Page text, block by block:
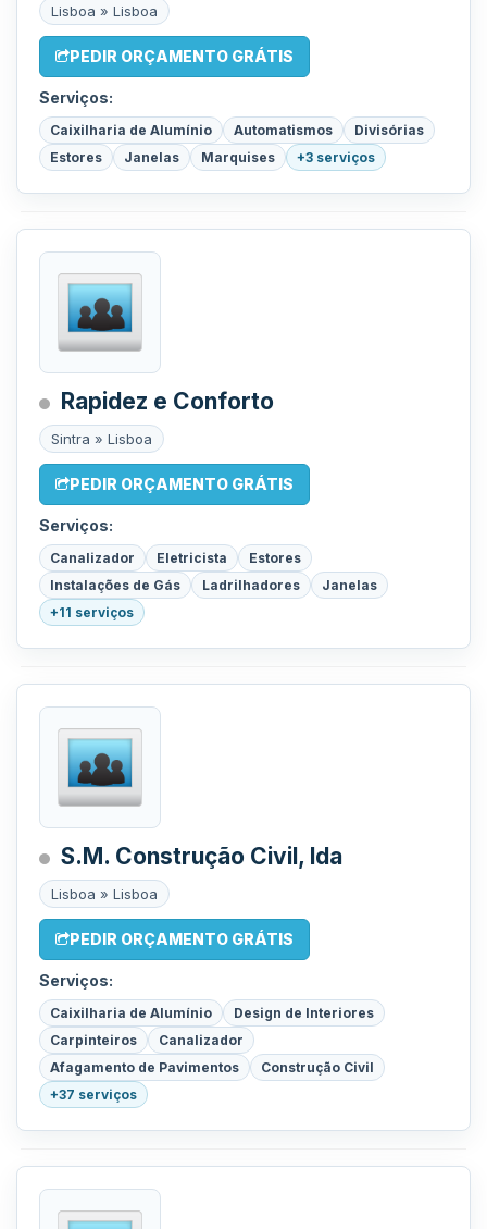
Lisboa » Lisboa
PEDIR ORÇAMENTO GRÁTIS
Serviços:
Caixilharia de Alumínio Automatismos
Divisórias
Estores
Janelas Marquises +3 serviços
Rapidez e Conforto
Sintra » Lisboa
PEDIR ORÇAMENTO GRÁTIS
Serviços:
Canalizador Eletricista
Estores
Instalações de Gás
Ladrilhadores
Janelas
+11 serviços
S.M. Construção Civil, lda
Lisboa » Lisboa
PEDIR ORÇAMENTO GRÁTIS
Serviços:
Caixilharia de Alumínio
Design de Interiores
Carpinteiros
Canalizador
Afagamento de Pavimentos
Construção Civil
+37 serviços